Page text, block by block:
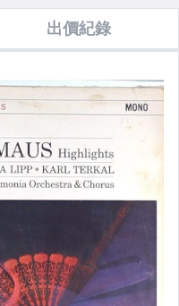
出價紀錄